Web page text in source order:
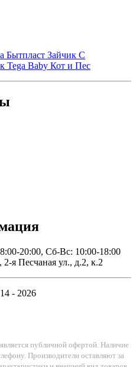
Бытпласт Зайчик С
Tega Baby Кот и Пес
20:00, Сб-Вс: 10:00-18:00
2-я Песчаная ул., д.2, к.2
- 2026
публичной офертой. Наличие
Производители оставляют за